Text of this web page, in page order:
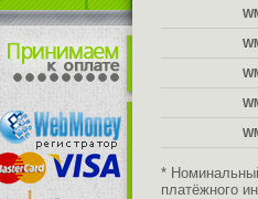
*
платёжного